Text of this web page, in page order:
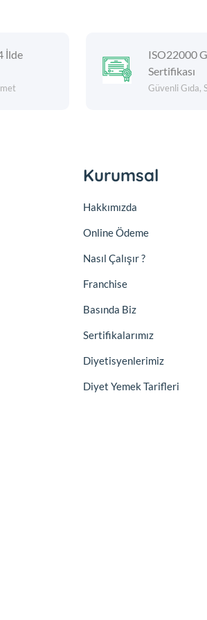
İlde
ISO22000
Sertifikası
Güvenli Gıda,
Kurumsal
Hakkımızda
Online Ödeme
Nasıl Çalışır ?
Franchise
Basında Biz
Sertifikalarımız
Diyetisyenlerimiz
Diyet Yemek Tarifleri